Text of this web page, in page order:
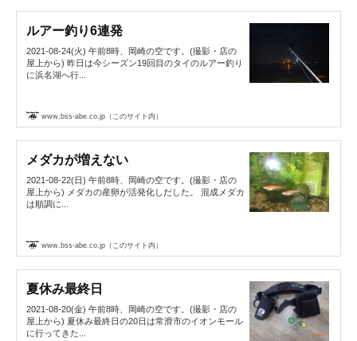
ルアー釣り6連発
2021-08-24(火) 午前8時、岡崎の空です。(撮影・店の
屋上から) 昨日は今シーズン19回目のタイのルアー釣り
に浜名湖へ行...
www.bss-abe.co.jp（このサイト内）
メダカが増えない
2021-08-22(日) 午前8時、岡崎の空です。(撮影・店の
屋上から) メダカの産卵が活発化しだした。 混成メダカ
は順調に...
www.bss-abe.co.jp（このサイト内）
夏休み最終日
2021-08-20(金) 午前8時、岡崎の空です。(撮影・店の
屋上から) 夏休み最終日の20日は常滑市のイオンモール
に行ってきた...